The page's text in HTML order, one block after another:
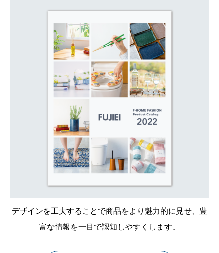
デザインを工夫することで商品をより魅力的に見せ、豊
富な情報を一目で認知しやすくします。